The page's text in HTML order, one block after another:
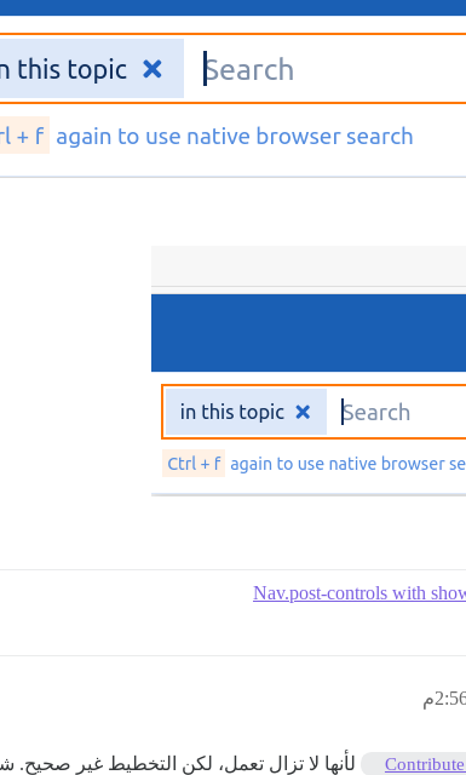
Nav.post-controls with
لأنها لا تزال تعمل، لكن التخطيط غير